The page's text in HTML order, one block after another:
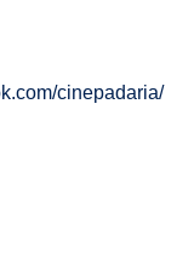
cinepadaria/